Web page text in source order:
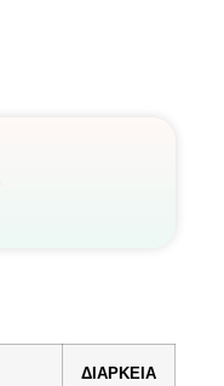
ΔΙΑΡΚΕΙΑ